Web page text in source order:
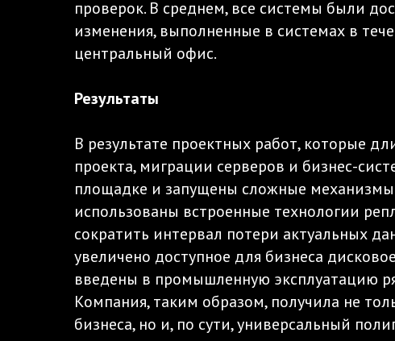
проверок. В среднем, все системы были
изменения, выполненные в системах в
центральный офис.
Результаты
В результате проектных работ, которые
проекта, миграции серверов и бизнес-
площадке и запущены сложные механизмы
использованы встроенные технологии
сократить интервал потери актуальных
увеличено доступное для бизнеса
введены в промышленную эксплуатацию
Компания, таким образом, получила не
бизнеса, но и, по сути, универсальный